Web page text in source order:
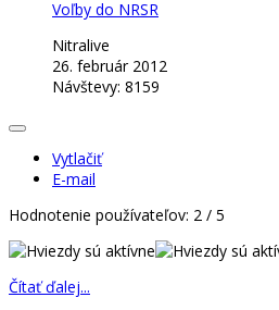
Voľby do NRSR
Nitralive
26. február 2012
Návštevy: 8159
Vytlačiť
E-mail
Hodnotenie používateľov: 2 / 5
Čítať ďalej...